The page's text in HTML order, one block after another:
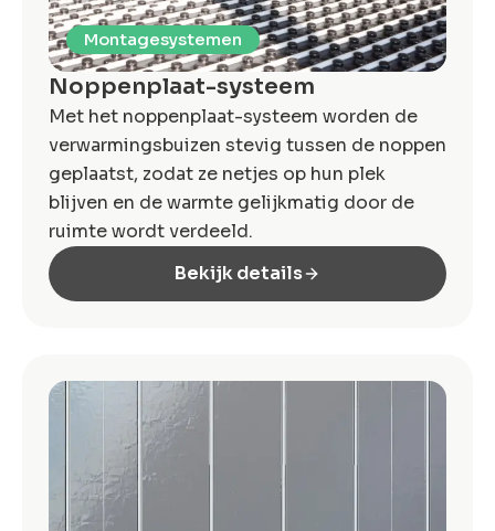
Montagesystemen
Noppenplaat-systeem
Met het noppenplaat-systeem worden de
verwarmingsbuizen stevig tussen de noppen
geplaatst, zodat ze netjes op hun plek
blijven en de warmte gelijkmatig door de
ruimte wordt verdeeld.
Bekijk details